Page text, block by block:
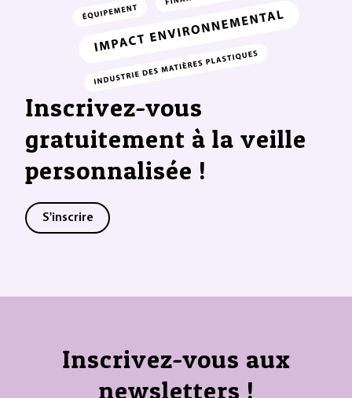
Inscrivez-vous
gratuitement à la veille
personnalisée !
S'inscrire
Inscrivez-vous aux
newsletters !